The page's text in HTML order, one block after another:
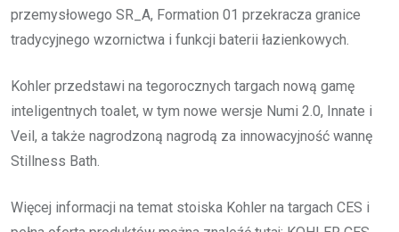
przemysłowego SR_A, Formation 01 przekracza granice
tradycyjnego wzornictwa i funkcji baterii łazienkowych.
Kohler przedstawi na tegorocznych targach nową gamę
inteligentnych toalet, w tym nowe wersje Numi 2.0, Innate i
Veil, a także nagrodzoną nagrodą za innowacyjność wannę
Stillness Bath.
Więcej informacji na temat stoiska Kohler na targach CES i